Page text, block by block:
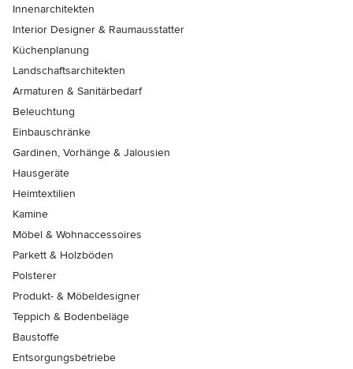
Innenarchitekten
Interior Designer & Raumausstatter
Küchenplanung
Landschaftsarchitekten
Armaturen & Sanitärbedarf
Beleuchtung
Einbauschränke
Gardinen, Vorhänge & Jalousien
Hausgeräte
Heimtextilien
Kamine
Möbel & Wohnaccessoires
Parkett & Holzböden
Polsterer
Produkt- & Möbeldesigner
Teppich & Bodenbeläge
Baustoffe
Entsorgungsbetriebe